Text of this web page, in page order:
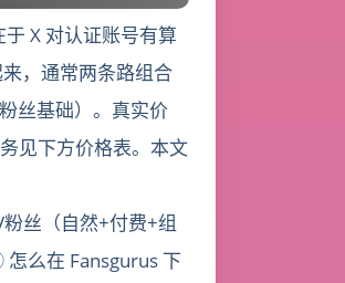
X 对认证账号有算
，通常两条路组合
丝基础）。真实价
见下方价格表。本文
丝（自然+付费+组
么在 Fansgurus 下